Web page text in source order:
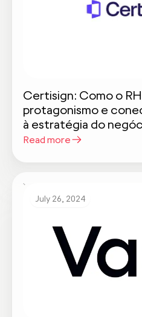
Certisign: Como o
protagonismo e
à estratégia do
Read more
July 26, 2024